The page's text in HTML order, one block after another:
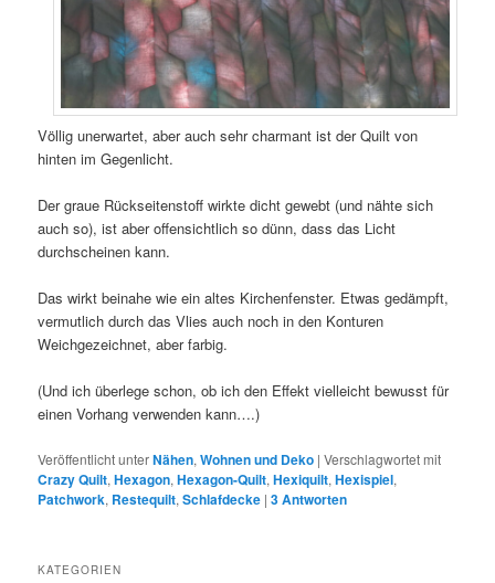
Völlig unerwartet, aber auch sehr charmant ist der Quilt von
hinten im Gegenlicht.
Der graue Rückseitenstoff wirkte dicht gewebt (und nähte sich
auch so), ist aber offensichtlich so dünn, dass das Licht
durchscheinen kann.
Das wirkt beinahe wie ein altes Kirchenfenster. Etwas gedämpft,
vermutlich durch das Vlies auch noch in den Konturen
Weichgezeichnet, aber farbig.
(Und ich überlege schon, ob ich den Effekt vielleicht bewusst für
einen Vorhang verwenden kann….)
Veröffentlicht unterNähen,Wohnen und Deko |Verschlagwortet mit
Crazy Quilt,Hexagon,Hexagon-Quilt,Hexiquilt,Hexispiel,
Patchwork, Restequilt,Schlafdecke |3Antworten
KATEGORIEN